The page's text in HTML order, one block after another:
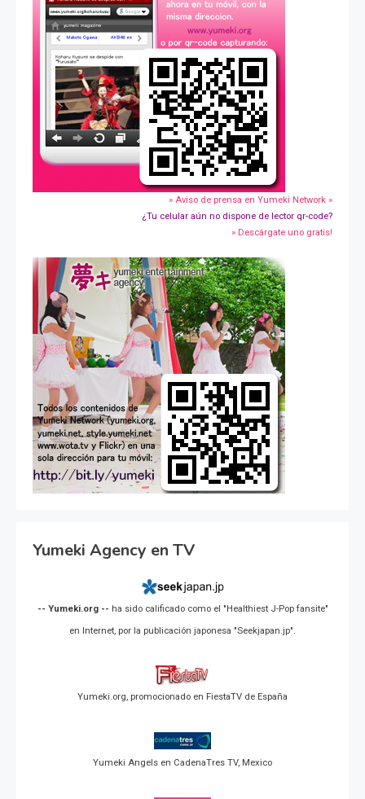
» Aviso de prensa en Yumeki Network »
¿Tu celular aún no dispone de lector qr-code?
» Descárgate uno gratis!
Yumeki Agency en TV
-- Yumeki.org -- ha sido calificado como el "Healthiest J-Pop fansite"
en Internet, por la publicación japonesa "Seekjapan.jp".
Yumeki.org, promocionado en FiestaTV de España
Yumeki Angels en CadenaTres TV, Mexico